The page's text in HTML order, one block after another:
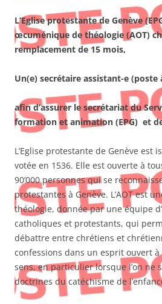
L’Eglise protestante de Genève
œcuménique de théologie (AOT)
remplacement de 15 mois,
Un(e) secrétaire assistant-e (poste
afin d’assurer le secrétariat du
formation et animation (EPG) et de
L’Eglise protestante de Genève est
votée en 1536. Elle est ouverte à
90’000 personnes qui se
protestantes à Genève. L’AOT est
théologie, donnée par une équipe
catholiques et protestants, qui
débattre entre chrétiens et
confessions dans un esprit ouvert
sens, en particulier lorsque l’on ne
doctrines du catéchisme de